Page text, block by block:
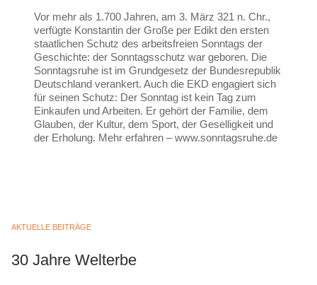
Vor mehr als 1.700 Jahren, am 3. März 321 n. Chr.,
verfügte Konstantin der Große per Edikt den ersten
staatlichen Schutz des arbeitsfreien Sonntags der
Geschichte: der Sonntagsschutz war geboren. Die
Sonntagsruhe ist im Grundgesetz der Bundesrepublik
Deutschland verankert. Auch die EKD engagiert sich
für seinen Schutz: Der Sonntag ist kein Tag zum
Einkaufen und Arbeiten. Er gehört der Familie, dem
Glauben, der Kultur, dem Sport, der Geselligkeit und
der Erholung. Mehr erfahren – www.sonntagsruhe.de
AKTUELLE BEITRÄGE
30 Jahre Welterbe